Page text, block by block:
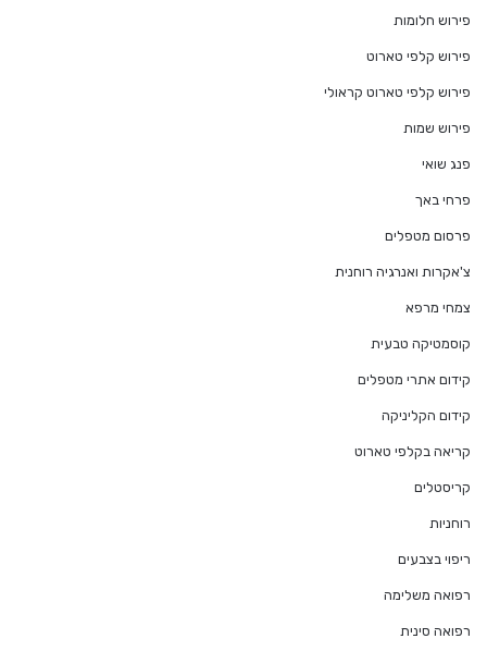
פירוש חלומות
פירוש קלפי טארוט
פירוש קלפי טארוט קראולי
פירוש שמות
פנג שואי
פרחי באך
פרסום מטפלים
צ'אקרות ואנרגיה רוחנית
צמחי מרפא
קוסמטיקה טבעית
קידום אתרי מטפלים
קידום הקליניקה
קריאה בקלפי טארוט
קריסטלים
רוחניות
ריפוי בצבעים
רפואה משלימה
רפואה סינית